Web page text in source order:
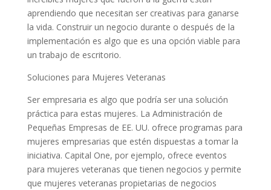
aprendiendo que necesitan ser creativas para ganarse
la vida. Construir un negocio durante o después de la
implementación es algo que es una opción viable para
un trabajo de escritorio.
Soluciones para Mujeres Veteranas
Ser empresaria es algo que podría ser una solución
práctica para estas mujeres. La Administración de
Pequeñas Empresas de EE. UU. ofrece programas para
mujeres empresarias que estén dispuestas a tomar la
iniciativa. Capital One, por ejemplo, ofrece eventos
para mujeres veteranas que tienen negocios y permite
que mujeres veteranas propietarias de negocios